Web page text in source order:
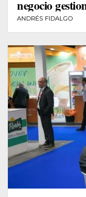
negocio
ANDRÉS FIDALGO